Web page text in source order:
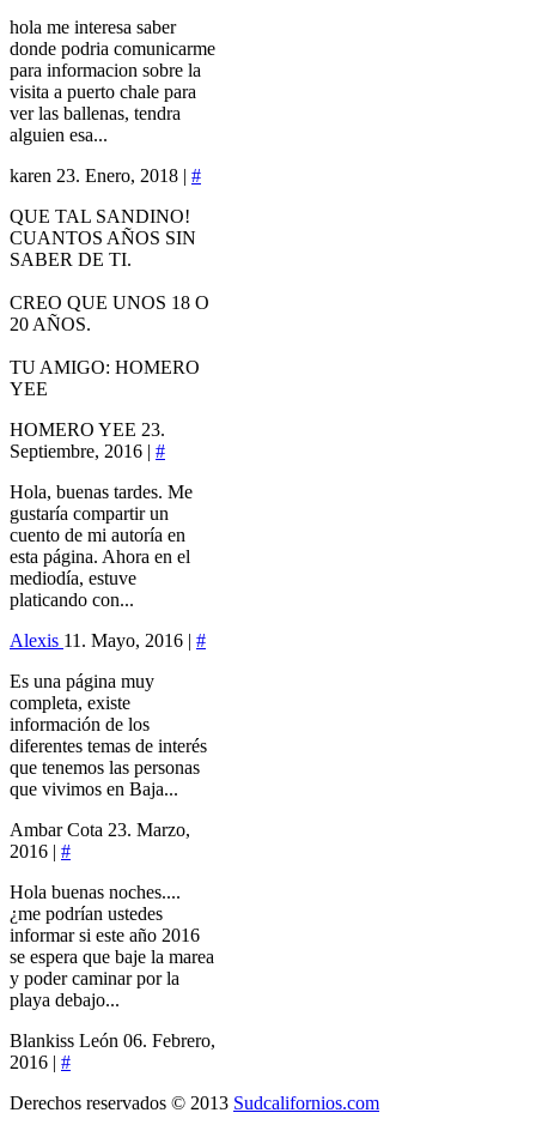
hola me interesa saber
donde podria comunicarme
para informacion sobre la
visita a puerto chale para
ver las ballenas, tendra
alguien esa...
karen 23. Enero, 2018 | #
QUE TAL SANDINO!
CUANTOS AÑOS SIN
SABER DE TI.
CREO QUE UNOS 18 O
20 AÑOS.
TU AMIGO: HOMERO
YEE
HOMERO YEE 23.
Septiembre, 2016 | #
Hola, buenas tardes. Me
gustaría compartir un
cuento de mi autoría en
esta página. Ahora en el
mediodía, estuve
platicando con...
Alexis 11. Mayo, 2016 | #
Es una página muy
completa, existe
información de los
diferentes temas de interés
que tenemos las personas
que vivimos en Baja...
Ambar Cota 23. Marzo,
2016 | #
Hola buenas noches....
¿me podrían ustedes
informar si este año 2016
se espera que baje la marea
y poder caminar por la
playa debajo...
Blankiss León 06. Febrero,
2016 | #
Derechos reservados © 2013 Sudcalifornios.com